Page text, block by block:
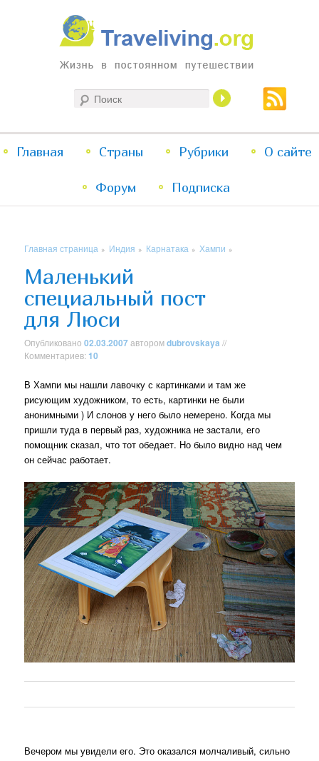
Traveliving
Жизнь в постоянном путешествии
меню
Перейти
к
Перейти
к
Главная Страны Рубрики О сайте
Форум Подписка
Главная страница » Индия » Карнатака » Хампи »
Маленький
специальный пост
для Люси
Опубликовано02.03.2007авторомdubrovskaya //
Комментариев: 10
В Хампи мы нашли лавочку с картинками и там же
рисующим художником, то есть, картинки не были
анонимными ) И слонов у него было немерено. Когда мы
пришли туда в первый раз, художника не застали, его
помощник сказал, что тот обедает. Но было видно над чем
он сейчас работает.
Вечером мы увидели его. Это оказался молчаливый, сильно